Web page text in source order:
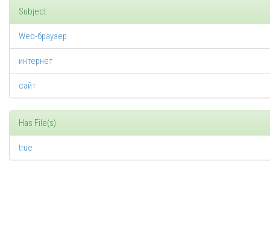
Subject
Web-браузер
интернет
сайт
Has File(s)
true